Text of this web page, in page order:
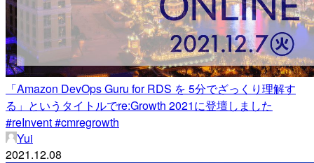
「Amazon DevOps Guru for RDS を 5分でざっくり理解す
る」というタイトルでre:Growth 2021に登壇しました
#reInvent #cmregrowth
Yui
2021.12.08